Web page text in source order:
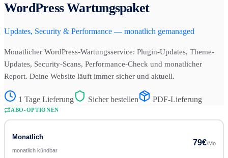
WordPress Wartungspaket
Updates, Security & Performance — monatlich gemanaged
Monatlicher WordPress-Wartungsservice: Plugin-Updates, Theme-
Updates, Security-Scans, Performance-Check und monatlicher
Report. Deine Website läuft immer sicher und aktuell.
1 Tage Lieferung Sicher bestellen PDF-Lieferung
ABO-OPTIONEN
Monatlich
monatlich kündbar
79€/Mo